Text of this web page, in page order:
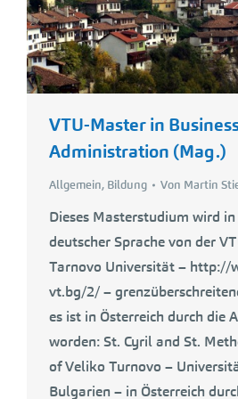
VTU-Master in
Administration (Mag.)
Allgemein, Bildung Von Martin
Dieses Masterstudium wird
deutscher Sprache von der
Tarnovo Universität – http://
vt.bg/2/ –
es ist in Österreich durch die
worden: St. Cyril and St.
of Veliko Turnovo –
Bulgarien – in Österreich